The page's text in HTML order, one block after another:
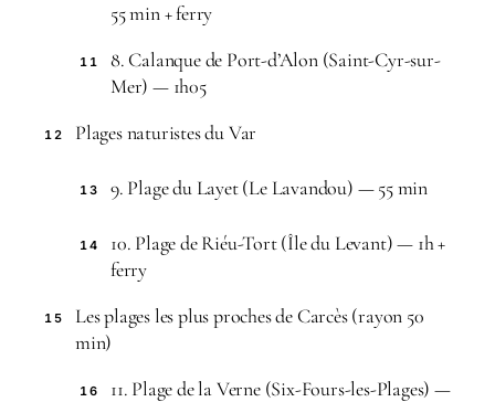
55 min + ferry
11
8. Calanque de Port-d’Alon (Saint-Cyr-sur-
Mer) — 1h05
12 Plages naturistes du Var
13 9. Plage du Layet (Le Lavandou) — 55 min
14
10. Plage de Riéu-Tort (Île du Levant) — 1h +
ferry
15
Les plages les plus proches de Carcès (rayon 50
min)
16
11. Plage de la Verne (Six-Fours-les-Plages) —